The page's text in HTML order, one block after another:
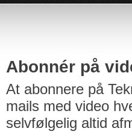
Abonnér på
At abonnere på
mails med video
selvfølgelig altid